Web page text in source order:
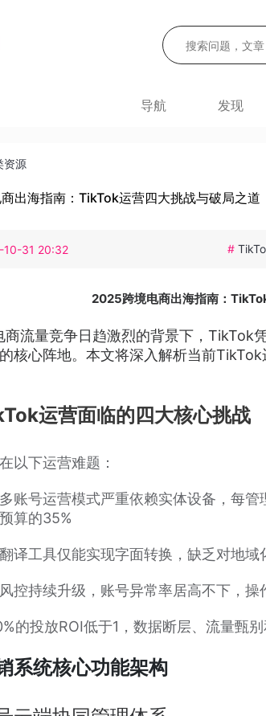
导航 发现
资源
出海指南：TikTok运营四大挑战与破局之道
10-31 20:32 #
2025跨境电商出海指南：
流量竞争日趋激烈的背景下，TikTok
核心阵地。本文将深入解析当前
运营面临的四大核心挑战
以下运营难题：
账号运营模式严重依赖实体设备，每
算的35%
译工具仅能实现字面转换，缺乏对地
控持续升级，账号异常率居高不下，
的投放ROI低于1，数据断层、流量甄
系统核心功能架构